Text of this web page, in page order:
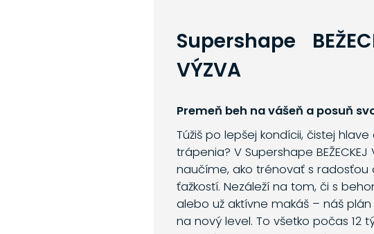
Supershape
VÝZVA
Premeň beh na vášeň a posuň
Túžiš po lepšej kondícii, čistej
trápenia? V Supershape BEŽECKEJ
naučíme, ako trénovať s radosťou
ťažkostí. Nezáleží na tom, či s
alebo už aktívne makáš – náš
na nový level. To všetko počas 12